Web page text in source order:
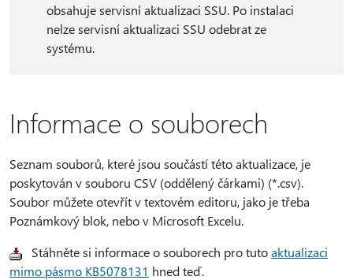
obsahuje servisní aktualizaci SSU. Po instalaci
nelze servisní aktualizaci SSU odebrat ze
systému.
Informace o souborech
Seznam souborů, které jsou součástí této aktualizace, je
poskytován v souboru CSV (oddělený čárkami) (*.csv).
Soubor můžete otevřít v textovém editoru, jako je třeba
Poznámkový blok, nebo v Microsoft Excelu.
Stáhněte si informace o souborech pro tutoaktualizaci
mimo pásmo KB5078131 hned teď.